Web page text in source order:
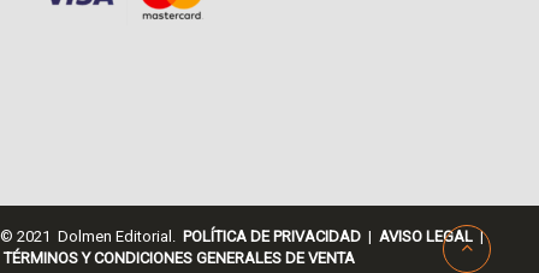
© 2021 Dolmen Editorial. POLÍTICA DE PRIVACIDAD | AVISO LEGAL |
TÉRMINOS Y CONDICIONES GENERALES DE VENTA